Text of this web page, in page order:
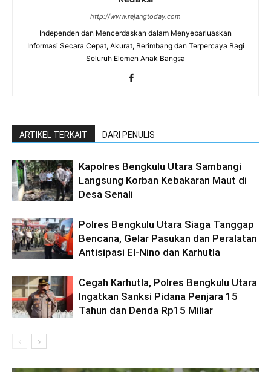
http://www.rejangtoday.com
Independen dan Mencerdaskan dalam Menyebarluaskan
Informasi Secara Cepat, Akurat, Berimbang dan Terpercaya Bagi
Seluruh Elemen Anak Bangsa
ARTIKEL TERKAIT DARI PENULIS
Kapolres Bengkulu Utara Sambangi
Langsung Korban Kebakaran Maut di
Desa Senali
Polres Bengkulu Utara Siaga Tanggap
Bencana, Gelar Pasukan dan Peralatan
Antisipasi El-Nino dan Karhutla
Cegah Karhutla, Polres Bengkulu Utara
Ingatkan Sanksi Pidana Penjara 15
Tahun dan Denda Rp15 Miliar